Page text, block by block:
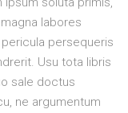
labores
persequeris
Usu tota libris
sale doctus
ne argumentum